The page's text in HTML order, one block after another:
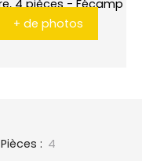
+ de photos
Pièces : 4